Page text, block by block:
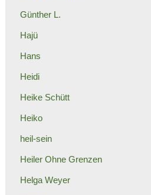
Günther L.
Hajü
Hans
Heidi
Heike Schütt
Heiko
heil-sein
Heiler Ohne Grenzen
Helga Weyer